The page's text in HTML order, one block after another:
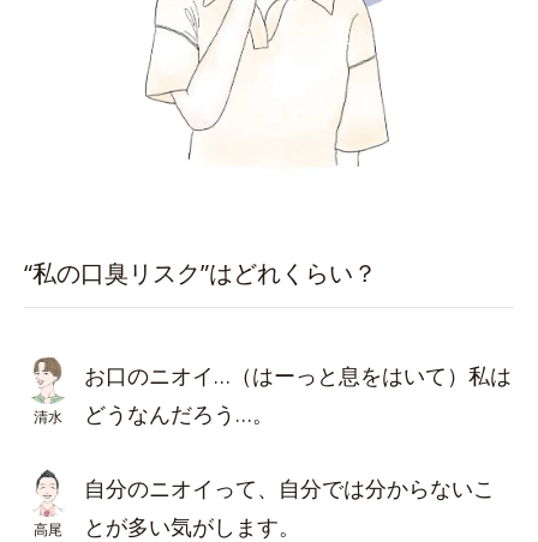
“私の口臭リスク”はどれくらい？
清水
お口のニオイ…（はーっと息をはいて）私は
どうなんだろう…。
高尾
自分のニオイって、自分では分からないこ
とが多い気がします。